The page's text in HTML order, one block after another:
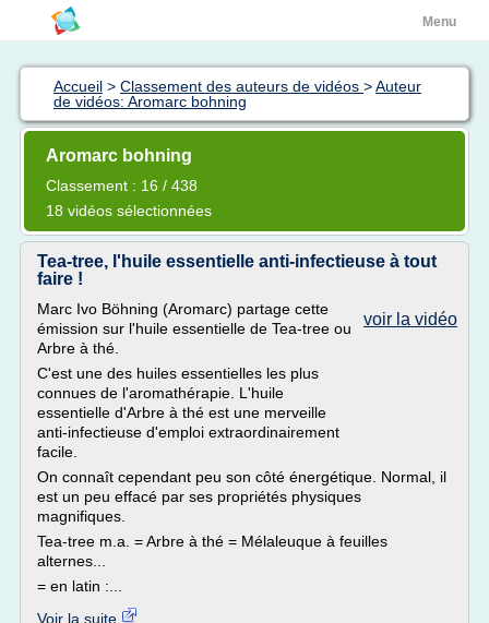
Menu
Accueil > Classement des auteurs de vidéos >Auteur
de vidéos: Aromarc bohning
Aromarc bohning
Classement : 16 / 438
18 vidéos sélectionnées
Tea-tree, l'huile essentielle anti-infectieuse à tout
faire !
voir la vidéo
Marc Ivo Böhning (Aromarc) partage cette
émission sur l'huile essentielle de Tea-tree ou
Arbre à thé.
C'est une des huiles essentielles les plus
connues de l'aromathérapie. L'huile
essentielle d'Arbre à thé est une merveille
anti-infectieuse d'emploi extraordinairement
facile.
On connaît cependant peu son côté énergétique. Normal, il
est un peu effacé par ses propriétés physiques
magnifiques.
Tea-tree m.a. = Arbre à thé = Mélaleuque à feuilles
alternes...
= en latin :...
Voir la suite